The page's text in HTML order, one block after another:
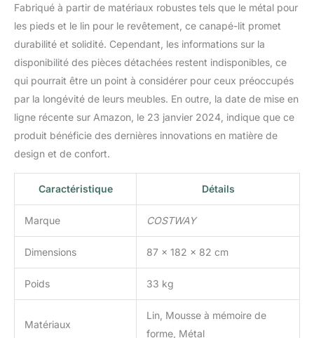
Fabriqué à partir de matériaux robustes tels que le métal pour
les pieds et le lin pour le revêtement, ce canapé-lit promet
durabilité et solidité. Cependant, les informations sur la
disponibilité des pièces détachées restent indisponibles, ce
qui pourrait être un point à considérer pour ceux préoccupés
par la longévité de leurs meubles. En outre, la date de mise en
ligne récente sur Amazon, le 23 janvier 2024, indique que ce
produit bénéficie des dernières innovations en matière de
design et de confort.
Caractéristique Détails
Marque COSTWAY
Dimensions 87 x 182 x 82 cm
Poids 33 kg
Matériaux
Lin, Mousse à mémoire de
forme, Métal